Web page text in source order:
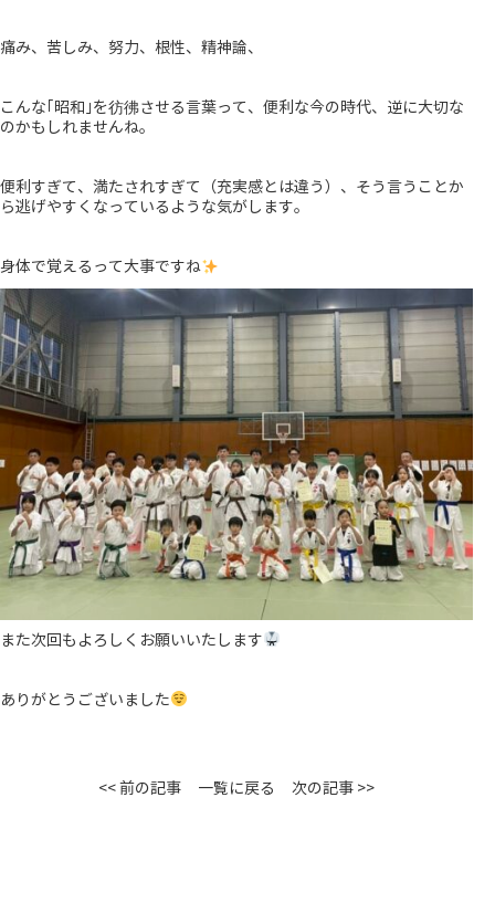
痛み、苦しみ、努力、根性、精神論、
こんな｢昭和｣を彷彿させる言葉って、便利な今の時代、逆に大切な
のかもしれませんね。
便利すぎて、満たされすぎて（充実感とは違う）、そう言うことか
ら逃げやすくなっているような気がします。
身体で覚えるって大事ですね
また次回もよろしくお願いいたします
ありがとうございました
<< 前の記事 一覧に戻る 次の記事 >>